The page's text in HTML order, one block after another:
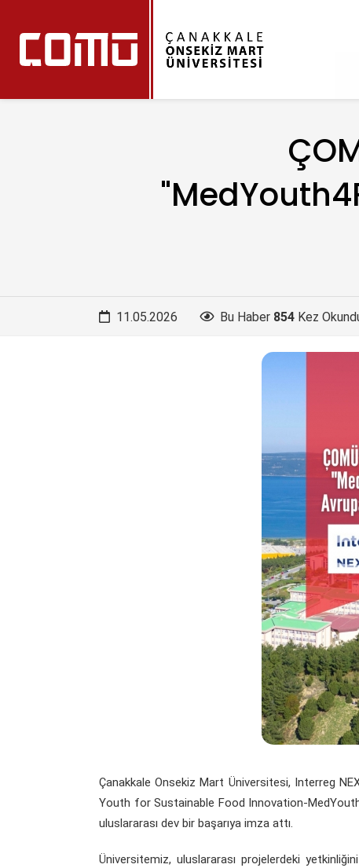
11.05.2026 Bu Haber 854 Kez
Çanakkale Onsekiz Mart Üniversitesi, Interreg
Youth for Sustainable Food Innovation-
uluslararası dev bir başarıya imza attı.
Üniversitemiz, uluslararası projelerdeki